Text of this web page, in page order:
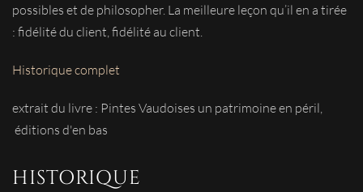
possibles et de philosopher. La meilleure leçon qu’il en a tirée
: fidélité du client, fidélité au client.
Historique complet
extrait du livre : Pintes Vaudoises un patrimoine en péril,
éditions d'en bas
HISTORIQUE